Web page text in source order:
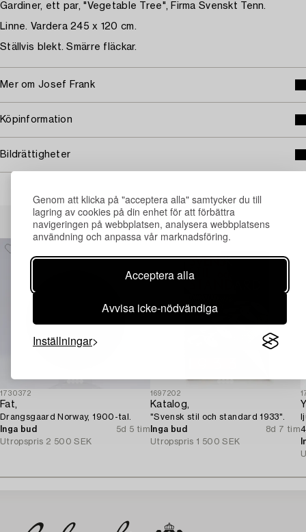
Genom att klicka på "acceptera alla" samtycker du till
lagring av cookies på din enhet för att förbättra
navigeringen på webbplatsen, analysera webbplatsens
användning och anpassa vår marknadsföring.
Acceptera alla
Avvisa icke-nödvändiga
Inställningar
Gardiner, ett par, "Vegetable Tree", Firma Svenskt Tenn.
Linne. Vardera 245 x 120 cm.
Ställvis blekt. Smärre fläckar.
Mer om Josef Frank
Köpinformation
Bildrättigheter
Andra har även tittat på
1730372
Fat,
Drangsgaard Norway, 1900-tal.
Inga bud
5d 5 tim
Utropspris 2 500 SEK
1697202
Katalog,
"Svensk stil och standard 1933".
Inga bud
8d 7 tim
Utropspris 1 500 SEK